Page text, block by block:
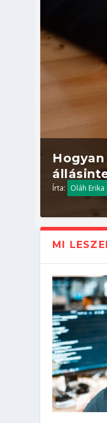
Írta: Oláh Erika
MI